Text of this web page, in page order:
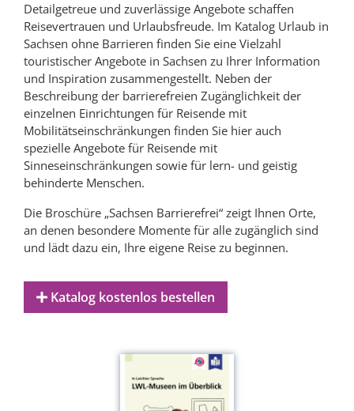
Detailgetreue und zuverlässige Angebote schaffen
Reisevertrauen und Urlaubsfreude. Im Katalog Urlaub in
Sachsen ohne Barrieren finden Sie eine Vielzahl
touristischer Angebote in Sachsen zu Ihrer Information
und Inspiration zusammengestellt. Neben der
Beschreibung der barrierefreien Zugänglichkeit der
einzelnen Einrichtungen für Reisende mit
Mobilitätseinschränkungen finden Sie hier auch
spezielle Angebote für Reisende mit
Sinneseinschränkungen sowie für lern- und geistig
behinderte Menschen.
Die Broschüre „Sachsen Barrierefrei“ zeigt Ihnen Orte,
an denen besondere Momente für alle zugänglich sind
und lädt dazu ein, Ihre eigene Reise zu beginnen.
Katalog kostenlos bestellen